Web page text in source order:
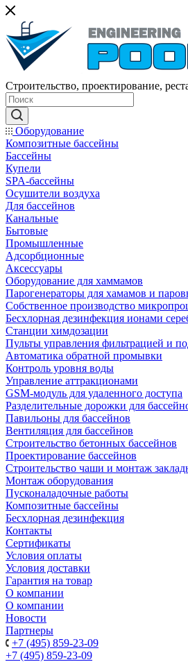
Строительство, проектирование,
Оборудование
Композитные бассейны
Бассейны
Купели
SPA-бассейны
Осушители воздуха
Для бассейнов
Канальные
Бытовые
Промышленные
Адсорбционные
Аксессуары
Оборудование для хаммамов
Парогенераторы для хамамов и
Собственное производство
Беcхлорная дезинфекция ионами
Станции химдозации
Пульты управления фильтрацией и
Автоматика обратной промывки
Контроль уровня воды
Управление аттракционами
GSM-модуль для удаленного доступа
Разделительные дорожки для
Павильоны для бассейнов
Вентиляция для бассейнов
Строительство бетонных бассейнов
Проектирование бассейнов
Строительство чаши и монтаж
Монтаж оборудования
Пусконаладочные работы
Композитные бассейны
Бесхлорная дезинфекция
Контакты
Сертификаты
Условия оплаты
Условия доставки
Гарантия на товар
О компании
О компании
Новости
Партнеры
+7 (495) 859-23-09
+7 (495) 859-23-09